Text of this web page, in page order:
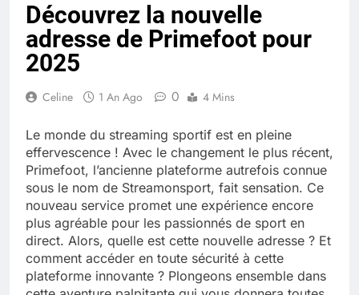
Quel est le salaire de Myriam Seurat en
2025 ?
Okrami : comprendre ses
fonctionnalités clés et avantages
4 Mois Ago
Découvrez notre test d’orientation
gratuit spécialement conçu pour
collégiens et lycéens
4 Mois Ago
Découvrez la nouvelle
adresse de Primefoot pour
2025
Celine 1 An Ago 0 4 Mins
Le monde du streaming sportif est en pleine
effervescence ! Avec le changement le plus récent,
Primefoot, l’ancienne plateforme autrefois connue
sous le nom de Streamonsport, fait sensation. Ce
nouveau service promet une expérience encore
plus agréable pour les passionnés de sport en
direct. Alors, quelle est cette nouvelle adresse ? Et
comment accéder en toute sécurité à cette
plateforme innovante ? Plongeons ensemble dans